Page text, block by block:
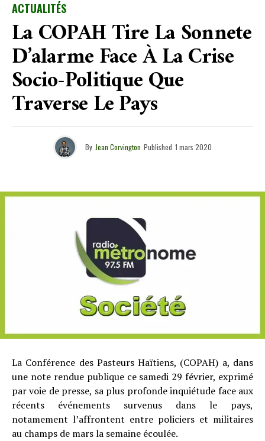
ACTUALITÉS
La COPAH Tire La Sonnete
D’alarme Face À La Crise
Socio-Politique Que
Traverse Le Pays
By Jean Corvington Published 1 mars 2020
La Conférence des Pasteurs Haïtiens, (COPAH) a, dans
une note rendue publique ce samedi 29 février, exprimé
par voie de presse, sa plus profonde inquiétude face aux
récents événements survenus dans le pays,
notamement l’affrontent entre policiers et militaires
au champs de mars la semaine écoulée.